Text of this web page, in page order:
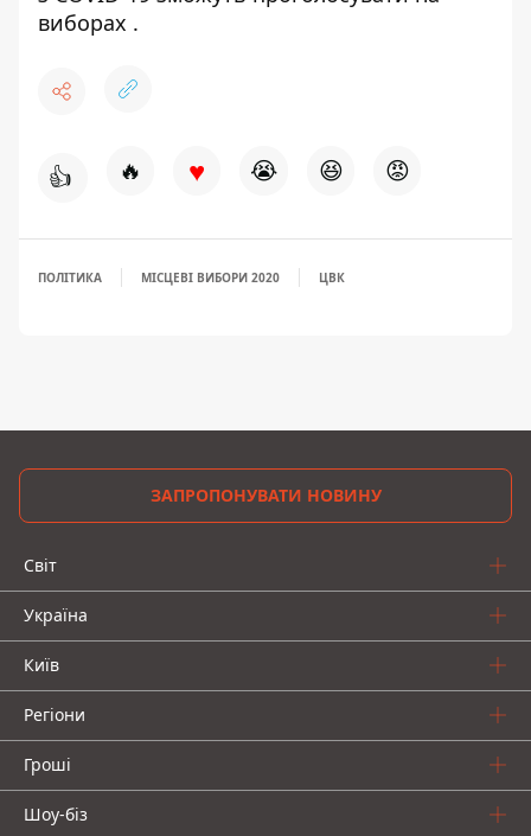
виборах .
👍 🔥 ♥ 😭 😆 😡
ПОЛІТИКА МІСЦЕВІ ВИБОРИ 2020 ЦВК
ЗАПРОПОНУВАТИ НОВИНУ
Світ
Україна
Київ
Регіони
Гроші
Шоу-біз